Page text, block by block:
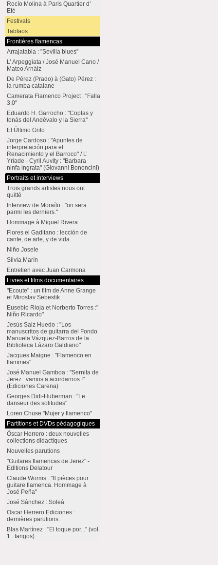
Rocío Molina à Paris Quartier d’
Eté
Festivals
Tablaos
Frontières flamencas
Arrajatabla : "Sevilla blues"
L’ Arpeggiata / José Manuel Cano /
Mateo Arnáiz
De Pérez (Prado) à (Gato) Pérez :
la rumba catalane
Camerata Flamenco Project : "Falla
3.0"
Eduardo H. Garrocho : "Coplas y
tonás del Andévalo y la Sierra"
El Último Grito
Jorge Cardoso : "Apuntes de
interpretación para el
Renacimiento y el Barroco" / L’
Yriade - Cyril Auvity : "Barbara
ninfa ingrata" (Giovanni Bononcini)
Portraits et interviews
Trois grands artistes nous ont
quitté
Interview de Moraíto : "on sera
parmi les derniers."
Hommage à Miguel Rivera
Flores el Gaditano : lección de
cante, de arte, y de vida.
Niño Josele
Silvia Marín
Entretien avec Juan Carmona
Livres et films documentaires
"Ecoute" : un film de Anne Grange
et Miroslav Sebestik
Eusebio Rioja et Norberto Torres :"
Niño Ricardo"
Jesús Saiz Huedo : "Los
manuscritos de guitarra del Fondo
Manuela Vázquez-Barros de la
Biblioteca Lázaro Galdiano"
Jacques Maigne : "Flamenco en
flammes"
José Manuel Gamboa : "Sernita de
Jerez : vamos a acordarnos !"
(Ediciones Carena)
Georges Didi-Huberman : "Le
danseur des solitudes"
Loren Chuse "Mujer y flamenco"
Partitions et DVDs pédagogiques
Óscar Herrero : deux nouvelles
collections didactiques
Nouvelles parutions
"Guitares flamencas de Jerez" -
Editions Delatour
Claude Worms : "8 pièces pour
guitare flamenca. Hommage à
José Peña"
José Sánchez : Soleá
Oscar Herrero Ediciones :
dernières parutions.
Blas Martínez : "El toque por..." (vol.
1 : tangos)